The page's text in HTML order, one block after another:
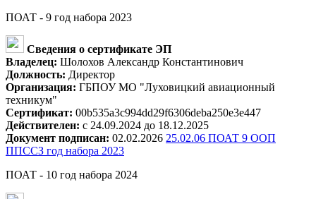
ПОАТ - 9 год набора 2023
Сведения о сертификате ЭП
Владелец: Шолохов Александр Константинович
Должность: Директор
Организация: ГБПОУ МО "Луховицкий авиационный
техникум"
Сертификат: 00b535a3c994dd29f6306deba250e3e447
Действителен: с 24.09.2024 до 18.12.2025
Документ подписан: 02.02.2026 25.02.06 ПОАТ 9 ООП
ППССЗ год набора 2023
ПОАТ - 10 год набора 2024